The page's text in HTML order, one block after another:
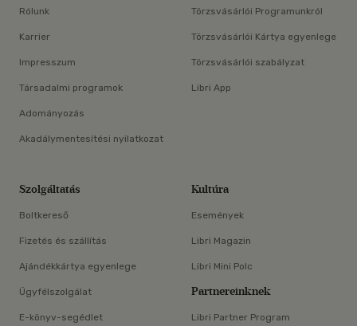
Rólunk
Karrier
Impresszum
Társadalmi programok
Adományozás
Akadálymentesítési nyilatkozat
Törzsvásárlói Programunkról
Törzsvásárlói Kártya egyenlege
Törzsvásárlói szabályzat
Libri App
Szolgáltatás
Boltkereső
Fizetés és szállítás
Ajándékkártya egyenlege
Ügyfélszolgálat
E-könyv-segédlet
Kultúra
Események
Libri Magazin
Libri Mini Polc
Partnereinknek
Libri Partner Program